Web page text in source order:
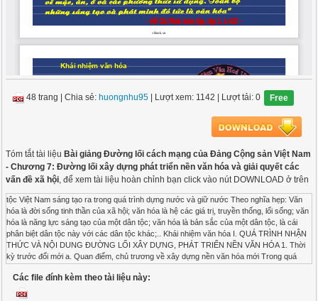
48 trang |Chia sẻ: huongnhu95 | Lượt xem: 1142 | Lượt tải: 0 Free
Tóm tắt tài liệu Bài giảng Đường lối cách mạng của Đảng Cộng sản Việt Nam
- Chương 7: Đường lối xây dựng phát triển nền văn hóa và giải quyết các
vấn đề xã hội, để xem tài liệu hoàn chỉnh bạn click vào nút DOWNLOAD ở trên
tộc Việt Nam sáng tạo ra trong quá trình dựng nước và giữ nước Theo nghĩa hẹp: Văn hóa là đời sống tinh thần của xã hội; văn hóa là hệ các giá trị, truyền thống, lối sống; văn hóa là năng lực sáng tạo của một dân tộc; văn hóa là bản sắc của một dân tộc, là cái phân biệt dân tộc này với các dân tộc khác;.. Khái nhiệm văn hóa I. QUÁ TRÌNH NHẬN THỨC VÀ NỘI DUNG ĐƯỜNG LỐI XÂY DỰNG, PHÁT TRIỂN NỀN VĂN HÓA 1. Thời kỳ trước đổi mới a. Quan điểm, chủ trương về xây dựng nền văn hóa mới Trong quá trình vận động cách mạng giành chính quyền, năm 1943 Ban thường vụ Trung ương Đảng họp tại Võng La (Đông Anh, Phúc Yên) đã thông qua bản Đề cương văn hoá Việt Nam do đồng chí Trường Chinh trực tiếp dự thảo - Đề cương văn hoá Việt Nam xác định văn hoá là một trong ba mặt trận: kinh tế, chính trị, văn hoá của cách mạng Việt Nam - Bản đề cương đề ra 3 nguyên tắc của nền văn hoá mới là Dân tộc - Khoa học - Đại chúng - Bản đề cương khẳng định văn hoá mới Việt Nam có tính chất dân tộc về hình thức và tính dân chủ về nội dung - Bản đề cương đã xác định khái niệm văn hoá bao gồm cả tư tưởng, học thuật và nghệ thuật, những vấn đề cơ bản của đời sống tinh thần xã hội I. QUÁ TRÌNH NHẬN THỨC VÀ NỘI DUNG ĐƯỜNG LỐI XÂY DỰNG, PHÁT TRIỂN NỀN VĂN HÓA 1. Thời kỳ trước đổi mới a. Quan điểm, chủ trương về xây dựng nền văn hóa mới Ngày 3/9/1945, trong phiên họp đầu tiên của Hội Đồng chính phủ, chủ tịch Hồ Chí Minh đã nêu lên 6 nhiệm vụ cấp bách của Nhà nước Việt Nam dân chủ cộng hoà, trong đó có 2 nhiệm vụ cấp bách thuộc về văn hoá -Cùng với diệt giặc đói phải diệt giặc dốt -Phải giáo dục lại tinh thần nhân dân Phong trào bình dân học vụ Cần, kiệm, liêm, chính I. QUÁ TRÌNH NHẬN THỨC VÀ NỘI DUNG ĐƯỜNG LỐI XÂY DỰNG, PHÁT TRIỂN NỀN VĂN HÓA 1. Thời kỳ trước đổi mới a. Quan điểm, chủ trương về xây dựng nền văn hóa mới Đường lối văn hoá kháng chiến dần hình thành trong: -Chỉ thị "Kháng chiến kiến quốc" ra ngày 25/11/1945, -Bức thư về "Nhiệm vụ văn hoá Việt Nam trong công cuộc cứu nước và xây dựng nước hiện nay" ngày 16/11/1946 -Báo cáo "Chủ nghĩa Mác và văn hoá Việt Nam" tháng 7/1948 -Xác định mối quan hệ giữa văn hoá và cách mạng giải phóng dân tộc, cổ động văn hoá cứu quốc -Xây dựng nền văn hoá dân chủ mới Việt Nam có tính chất dân tộc, khoa học, đại chúng mà khẩu hiệu thiết thực lúc này là Dân tộc, Dân chủ -Tích cực bài trừ nạn mù chữ, mở đại học, trung học, cải cách việc học theo tinh thần mới, bài trừ cách dạy học nhồi sọ -Giáo dục lại nhân dân, cổ động thực hành đời sống mới -Phát triển cái hay trong văn hoá dân tộc, đồng thời bài trừ cái xấu xa hủ bại, ngăn ngừa sức thâm nhập của văn hoá thực dân, phản động, học cái hay, cái tốt của văn hoá thế giới -Hình thành đội ngũ trí thức mới đóng góp tích cực cho công cuộc kháng chiến kiến quốc và cho cách mạng Việt Nam I. QUÁ TRÌNH NHẬN THỨC VÀ NỘI DUNG ĐƯỜNG LỐI XÂY DỰNG, PHÁT TRIỂN NỀN VĂN HÓA 1. Thời kỳ trước đổi mới a. Quan điểm, chủ trương về xây dựng nền văn hóa mới Trong văn kiện Đại hội III của Đảng (9/1960) nêu rõ: trong tiến trình xây dựng chủ nghĩa xã hội, Đảng xác định văn hoá - tư tưởng là một cuộc cách mạng, tiến hành đồng thời gắn bó chặt chẽ với cách mạng quan hệ sản xuất và cách mạng khoa học kỹ thuật Đại hội đại biểu toàn quốc lần thứ IV của Đảng (12/1976) xác định "Xây dựng con người mới, xây dựng nền văn hoá mới, tuyên truyền giáo dục chủ nghĩa Mác - Lênin và đường lối chính sách của Đảng thấu suốt trong cán bộ, đảng viên và quần chúng, tiến hành đấu tranh chống tư tưởng văn hoá phản động của chủ nghĩa thực dân và của giai cấp bóc lột Đại hội đại biểu toàn quốc lần thứ V của Đảng (3/1982) chỉ rõ nền văn hoá mới là nền văn hoá có nội dung xã hội chủ nghĩa và tính dân tộc, có tính Đảng và tính nhân dân sâu sắc, thấm nhuần chủ nghĩa yêu nước và chủ nghĩa quốc tế vô sản. Đại hội V cũng trình bày rất đầy đủ về khái niệm "Con người mới xã hội chủ nghĩa" và đưa ra phương châm "Nhà nước và nhân dân cùng làm văn hoá" I. QUÁ TRÌNH NHẬN THỨC VÀ NỘI DUNG ĐƯỜNG LỐI XÂY DỰNG, PHÁT TRIỂN NỀN VĂN HÓA 1. Thời kỳ trước đổi mới b. Đánh giá thực hiện đường lối Kết quả và ý nghĩa -Khơi dậy được những giá trị truyền thống tốt đẹp của văn hoá dân tộc, kết hợp với những giá trị tiến bộ, phù hợp của nhân loại và thời đại, tạo nên sức mạnh vật chất và tinh thần đáp ứng yêu cầu đấu tranh bảo vệ nền độc lập dân tộc -Định hình cơ bản những giá trị văn hoá mới của dân tộc gắn với sự nghiệp đấu tranh giải phóng dân tộc và bước đầu xây dựng chủ nghĩa xã hội -Góp phần tích cực vào việc xoá bỏ những tàn dư của nền văn hoá thực dân cùng với những hủ tục lạc hậu -Góp phần xây dựng đội ngũ trí thức hoạt động trên các lĩnh vực văn hoá, nghệ thuật, không ngừng nâng cao về trình độ, chất lượng sáng tác -Trình độ văn hoá chung của xã hội đã được nâng lên một mức đáng kể. Lối sống mới đã trở thành phổ biến, con người sống có nghĩa, có tình, có tấm lòng hậu phương vì tiền tuyến, có tinh thần xả thân vì tổ quốc I. QUÁ TRÌNH NHẬN THỨC VÀ NỘI DUNG ĐƯỜNG LỐI XÂY DỰNG, PHÁT TRIỂN NỀN VĂN HÓA 1. Thời kỳ trước đổi mới b. Đánh giá thực hiện đường lối Hạn chế, nguyên nhân Hạn chế Công tác tư tưởng văn hoá thiếu sắc bén, thiếu tính chiến đấu Việc xây dựng thể chế văn hoá còn chậm, sự suy thoái về đạo đức lối sống có chiều hướng phát triển Đời sống văn hoá nghệ thuật còn nhiều bất cập Một số công trình văn hoá vật thể và phi vật thể truyền thống có giá trị không được quan tâm bảo tồn, lưu giữ, thậm chí bị phá huỷ, mai một I. QUÁ TRÌNH NHẬN THỨC VÀ NỘI DUNG ĐƯỜNG LỐI XÂY DỰNG, PHÁT TRIỂN NỀN VĂN HÓA 1. Thời kỳ trước đổi mới b. Đánh giá thực hiện đường lối Hạn chế, nguyên nhân Nguyên nhân Bị chi phối bởi tư duy chính trị "nắm vững chuyên chính vô sản" mà thực chất là nhấn mạnh đấu tranh giai cấp, đấu tranh "ai thắng ai" giữa hai con đường, đấu tranh 2 phe, đấu tranh ý thức hệ Mục tiêu, nội dung cuộc cách mạng tư tưởng văn hoá giai đoạn này cũng bị quy định bởi cuộc cách mạng quan hệ sản xuất mà tư tưởng chỉ đạo là triệt để xoá bỏ tư hữu, xoá bỏ bóc lột càng nhanh càng tốt Chiến tranh cùng với cơ chế quản lý kế hoạch hoá tập trung, quan liêu, bao cấp và tâm lý bình quân chủ nghĩa đã làm giảm động lực phát triển văn hoá, giáo dục; kìm hãm năng lực tự do sáng tạo I. QUÁ TRÌNH NHẬN THỨC VÀ NỘI DUNG ĐƯỜNG LỐI XÂY DỰNG, PHÁT TRIỂN NỀN VĂN HÓA 2. Trong thời kỳ đổi mới a. Quá trình đổi mới tư duy về xây dựng và phát triển nền văn hoá -Cương lĩnh khẳng định tiếp tục tiến hành cách mạng xã hội chủ nghĩa trên lĩnh vực tư tưởng và văn hoá, làm cho thế giới quan Mác - Lênin và tư tưởng Hồ Chí Minh giữ vị trí chủ đạo trong đời sống tinh thần xã hội. Đại hội VI đánh giá "không hình thái tư tưởng nào có thể thay thế được văn học và nghệ thuật trong việc xây dựng tình cảm lành mạnh, tác động sâu sắc vào việc đổi mới nếp nghĩ, nếp sống của con người" -Cương lĩnh chủ trương xây dựng nền văn hoá mới, tạo ra đời sống tinh thần cao đẹp, phong phú, đa dạng, có nội dung nhân đạo, dân chủ, tiến bộ Đề cao vai trò của văn hoá trong đổi mới tư duy, thống nhất về tư tưởng, dứt bỏ cơ chế cũ đã không còn phù hợp, thiết lập cơ chế mới; khẳng định đồng thời với xây dựng kinh tế, phải coi trọng các vấn đề văn hoá, tạo ra môi trường văn hoá thích hợp cho sự phát triển Cương lĩnh năm 1991 lần đầu tiên đưa ra quan niệm nền văn hoá Việt Nam có đặc trưng tiên tiến, đậm đà bản sắc dân tộc -Cương lĩnh xác định giáo dục và đào tạo, khoa học và công nghệ là quốc sách hàng đầu I. QUÁ TRÌNH NHẬN THỨC VÀ NỘI DUNG ĐƯỜNG LỐI XÂY DỰNG, PHÁT TRIỂN NỀN VĂN HÓA 2. Trong thời kỳ đổi mới a. Quá trình đổi mới tư duy về xây dựng và phát triển nền văn hoá -Đến HNTƯ 9 khoá IX (1/2004) xác định thêm "phát triển văn hoá đồng bộ với phát triển kinh tế" Đại hội VII đến đại hội X và nhiều Nghị quyết Trung ương tiếp theo đã xác định văn hoá vừa là mục tiêu, vừa là động lực của sự phát triển. Trong đó: -NQTƯ 5 khoá VIII (7/1998) nêu ra 5 quan điểm cơ bản chỉ đạo, 10 nhiệm vụ cụ thể và 4 giải pháp lớn để xây dựng và phát triển nền văn hoá trong thời kỳ mới -Đại hội VII và Đại hội VIII khẳng định: khoa học và giáo dục đóng vai trò then chốt trong toàn bộ sự nghiệp xây dựng chủ nghĩa xã hội và bảo vệ tổ quốc, là một động lực đưa đất nước thoát ra khỏi nghèo nàn, lạc hậu, vươn lên trình độ tiên tiến của thế giới. -HNTƯ 10 khoá IX (7/2004) đặt vấn đề đảm bảo sự gắn kết giữa nhiệm vụ phát triển kinh tế là trung tâm; xây dựng chỉnh đốn Đảng là then chốt với nhiệm vụ không ngừng nâng cao văn hoá - nền tảng - tinh thần xã hội I. QUÁ TRÌNH NHẬN THỨC VÀ NỘI DUNG ĐƯỜNG LỐI XÂY DỰNG, PHÁT TRIỂN NỀN VĂN HÓA 2. Trong thời kỳ đổi mới b. Quan điểm chỉ đạo và chủ trương về xây dựng và phát triển nền văn hoá Các giá trị nói trên tạo thành nền tảng tinh thần của xã hội vì nó được thấm nhuần trong mỗi con người và trong cả cộng đồng dân tộc. Nó được truyền lại, tiếp nối và phát huy qua các thế hệ người Việt Nam Một là, văn hoá là nền tảng tinh thần xã hội, vừa là mục tiêu vừa là động lực thúc đẩy sự phát triển kinh tế - xã hội. Văn hoá phản ánh và thể hiện một cách tổng quát, sống động mọi mặt của cuộc sống diễn ra trong quá khứ cũng như đang diễn ra trong hiện tại; qua hàng bao thế kỷ nó cấu thành nên một hệ thống các giá trị, truyền thống và lối sống mà trên đó từng dân tộc tự khẳng định bản sắc riêng của mình -Văn hoá là nền tảng tinh thần của xã hội Vì vậy, chúng ta chủ trương làm cho văn hoá thấm sâu vào mọi lĩnh vực của đời sống xã hội để các giá trị văn hoá trở thành nền tảng tinh thần vững bền của xã hội, trở thành động lực phát triển kinh tế xã hội I. QUÁ TRÌNH NHẬN THỨC VÀ NỘI DUNG ĐƯỜNG LỐI XÂY DỰNG, PHÁT TRIỂN NỀN VĂN HÓA 2. Trong thời kỳ đổi mới b. Quan điểm chỉ đạo và chủ trương về xây dựng và phát triển nền văn hoá Trong nền kinh tế thị trường, một mặt văn hoá dựa vào tiêu chuẩn cái đúng, cái tốt, cái đẹp, để hướng dẫn và thúc đẩy người lao động không ngừng phát huy sáng kiến, cải tiến kỹ thuật, nâng cao tay nghề, sản xuất ra hàng hoá với
Các file đính kèm theo tài liệu này: